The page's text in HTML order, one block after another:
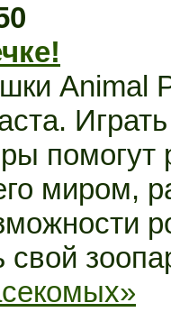
Animal
помогут
миром,
свой